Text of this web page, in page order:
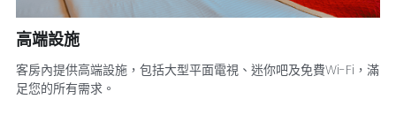
高端設施
客房內提供高端設施，包括大型平面電視、迷你吧及免費Wi-Fi，滿
足您的所有需求。